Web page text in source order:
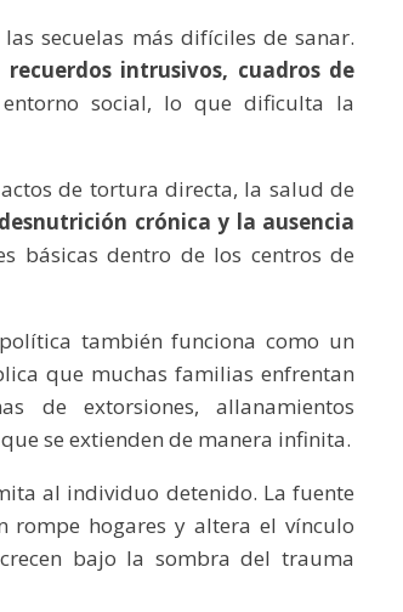
secuelas más difíciles de sanar.
recuerdos intrusivos, cuadros de
social, lo que dificulta la
de tortura directa, la salud de
desnutrición crónica y la ausencia
básicas dentro de los centros de
también funciona como un
que muchas familias enfrentan
de extorsiones, allanamientos
se extienden de manera infinita.
al individuo detenido. La fuente
rompe hogares y altera el vínculo
bajo la sombra del trauma